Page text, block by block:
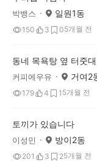
박뱅스 일원1동
150 3 05개월 전
동네 목욕탕 옆 터줏
커피에우유 거여2
179 4 1 5개월 전
토끼가 있습니다
이성민 방이2동
201 3 25개월 전